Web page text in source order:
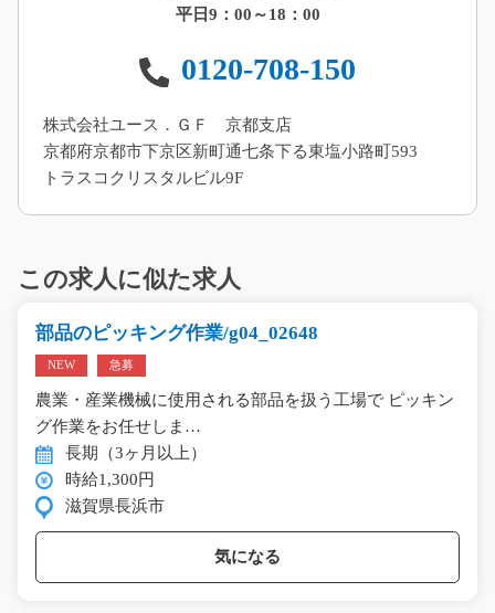
平日9：00～18：00
0120-708-150
株式会社ユース．ＧＦ 京都支店
京都府京都市下京区新町通七条下る東塩小路町593
トラスコクリスタルビル9F
この求人に似た求人
部品のピッキング作業/g04_02648
NEW 急募
農業・産業機械に使用される部品を扱う工場で ピッキン
グ作業をお任せしま…
長期（3ヶ月以上）
時給1,300円
滋賀県長浜市
気になる